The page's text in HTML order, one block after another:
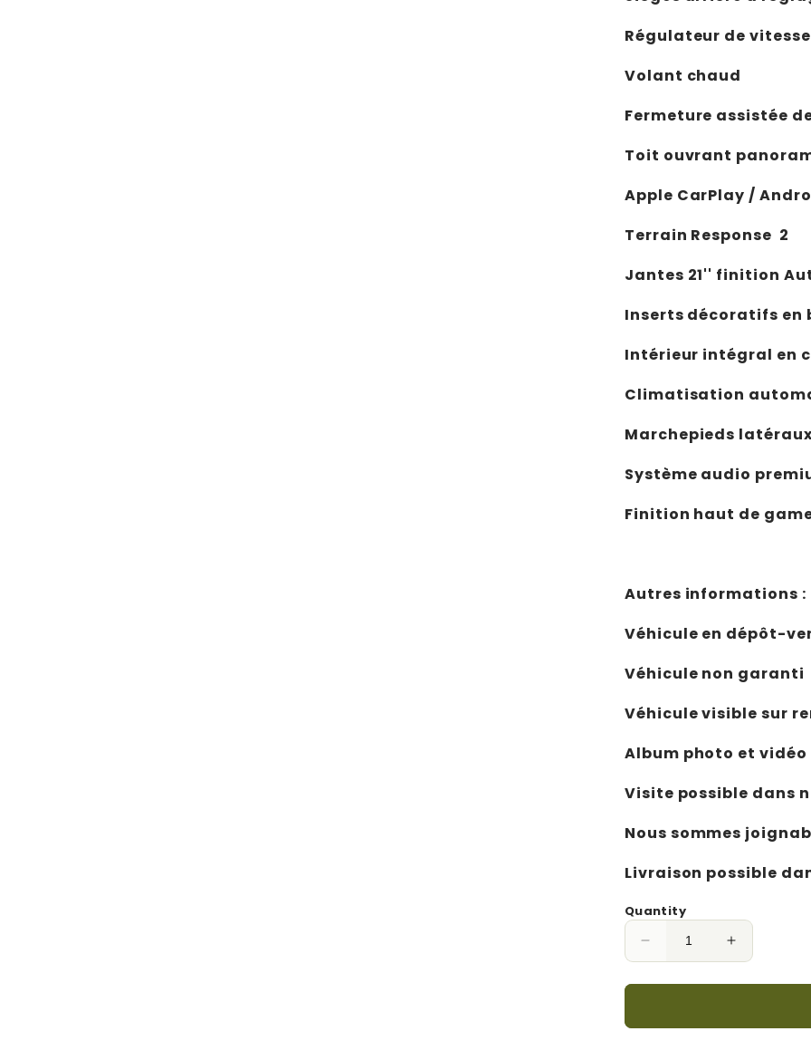
Régulateur de
Volant chaud
Fermeture assistée
Toit ouvrant
Apple CarPlay /
Terrain Response 2
Jantes 21'' finition
Inserts décoratifs en
Intérieur intégral en
Climatisation
Marchepieds
Système audio
Finition haut de
Autres informations :
Véhicule en dépôt-
Véhicule non garanti
Véhicule visible sur
Album photo et
Visite possible dans
Nous sommes
Livraison possible
Quantity
Decrease
quantity
for
Rover
Increase
quantity
for
Rover